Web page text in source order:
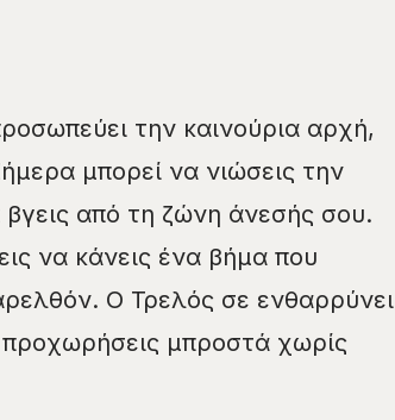
την καινούρια αρχή,
μπορεί να νιώσεις την
βγεις από τη ζώνη άνεσής σου.
να κάνεις ένα βήμα που
Ο Τρελός σε ενθαρρύνει
μπροστά χωρίς